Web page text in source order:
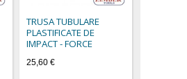
TRUSA TUBULARE
PLASTIFICATE DE
IMPACT - FORCE
25,60 €